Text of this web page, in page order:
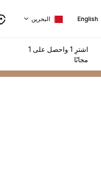
English البحرين
اشترِ 1 واحصل على 1
مجانًا